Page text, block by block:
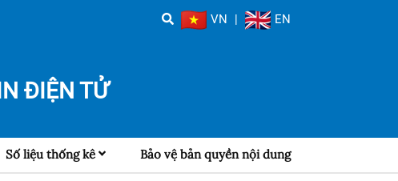
VN | EN
ĐIỆN TỬ
Số liệu thống kê Bảo vệ bản quyền nội dung